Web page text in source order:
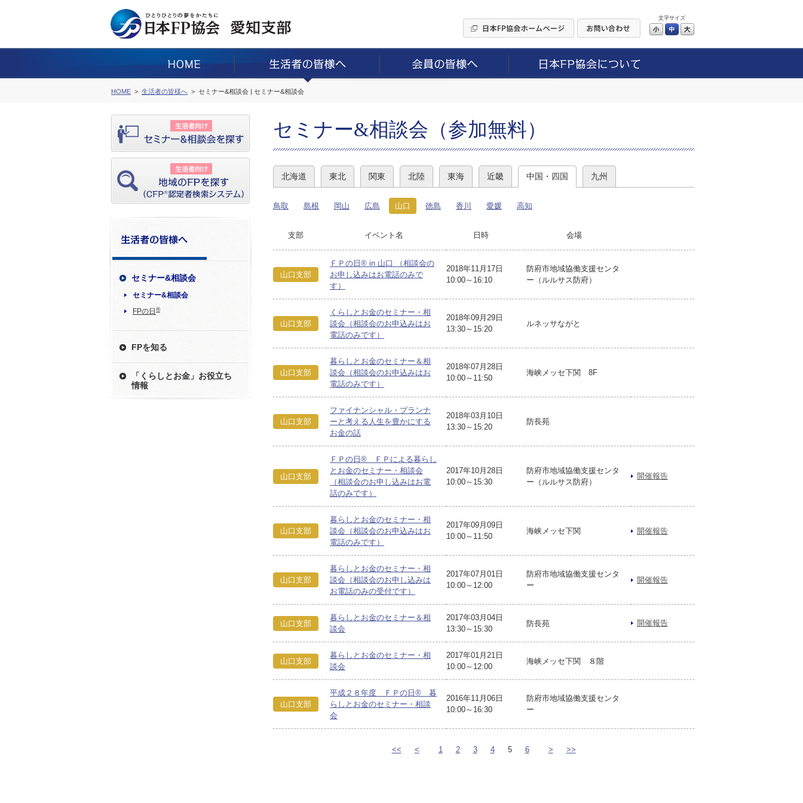
文字サイズ
小 中
HOME 生活者の皆様へ セミナー&相談会 | セミナー&相談会
セミナー&相談会
セミナー&相談会
FPの日 ®
FPを知る
「くらしとお金」お役立ち
情報
セミナー&相談会（参加無料）
北海道 東北 関東 北陸 東海 近畿 中国・四国 九州
鳥取 島根 岡山 広島 山口 徳島 香川 愛媛 高知
支部 イベント名 日時 会場
山口支部
ＦＰの日® in 山口 （相談会の
お申し込みはお電話のみで
す）
2018年11月17日
10:00～16:10
防府市地域協働支援センタ
ー（ルルサス防府）
山口支部
くらしとお金のセミナー・相
談会（相談会のお申込みはお
電話のみです）
2018年09月29日
13:30～15:20
ルネッサながと
山口支部
暮らしとお金のセミナー＆相
談会（相談会のお申込みはお
電話のみです）
2018年07月28日
10:00～11:50
海峡メッセ下関 8F
山口支部
ファイナンシャル・プランナ
ーと考える人生を豊かにする
お金の話
2018年03月10日
13:30～15:20
防長苑
山口支部
ＦＰの日® ＦＰによる暮らし
とお金のセミナー・相談会
（相談会のお申し込みはお電
話のみです）
2017年10月28日
10:00～15:30
防府市地域協働支援センタ
ー（ルルサス防府）
開催報告
山口支部
暮らしとお金のセミナー・相
談会（相談会のお申込みはお
電話のみです）
2017年09月09日
10:00～11:50
海峡メッセ下関 開催報告
山口支部
暮らしとお金のセミナー・相
談会（相談会のお申し込みは
お電話のみの受付です）
2017年07月01日
10:00～12:00
防府市地域協働支援センタ
ー
開催報告
山口支部
暮らしとお金のセミナー＆相
談会
2017年03月04日
13:30～15:30
防長苑 開催報告
山口支部
暮らしとお金のセミナー・相
談会
2017年01月21日
10:00～12:00
海峡メッセ下関 ８階
山口支部
平成２８年度 ＦＰの日® 暮
らしとお金のセミナー・相談
会
2016年11月06日
10:00～16:30
防府市地域協働支援センタ
ー
<< < 1 2 3 4 5 6 > >>